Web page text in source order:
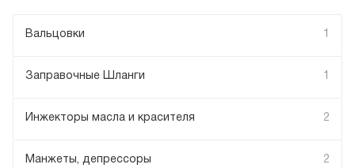
Вальцовки
Заправочные Шланги
Инжекторы масла и красителя 2
Манжеты, депрессоры 2